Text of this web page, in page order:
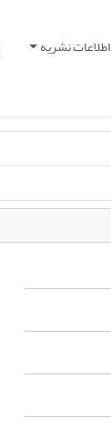
اطلاعات نشریه